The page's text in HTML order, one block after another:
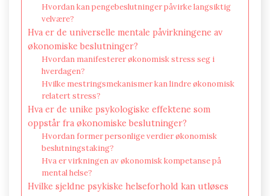
Hvordan kan pengebeslutninger påvirke langsiktig
velvære?
Hva er de universelle mentale påvirkningene av
økonomiske beslutninger?
Hvordan manifesterer økonomisk stress seg i
hverdagen?
Hvilke mestringsmekanismer kan lindre økonomisk
relatert stress?
Hva er de unike psykologiske effektene som
oppstår fra økonomiske beslutninger?
Hvordan former personlige verdier økonomisk
beslutningstaking?
Hva er virkningen av økonomisk kompetanse på
mental helse?
Hvilke sjeldne psykiske helseforhold kan utløses